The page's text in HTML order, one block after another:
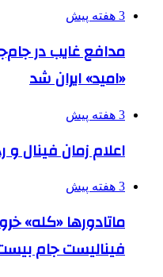
3 هفته پیش
مدافع غایب در
«امید» ایران شد
3 هفته پیش
اعلام زمان فینال و
3 هفته پیش
ماتادورها «کله»
فینالیست جام